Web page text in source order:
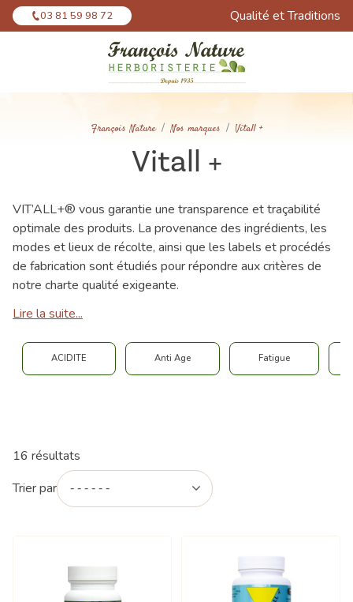
03 81 59 98 72 Qualité et Traditions
François Nature Nos marques Vitall +
Vitall +
VIT’ALL+® vous garantie une transparence et traçabilité
optimale des produits. La provenance des ingrédients, les
modes et lieux de récolte, ainsi que les labels et procédés
de fabrication sont étudiés pour répondre aux critères de
notre charte qualité exigeante.
Lire la suite...
ACIDITE Anti Age Fatigue
16 résultats
Trier par
Panneau de gestion des cookies